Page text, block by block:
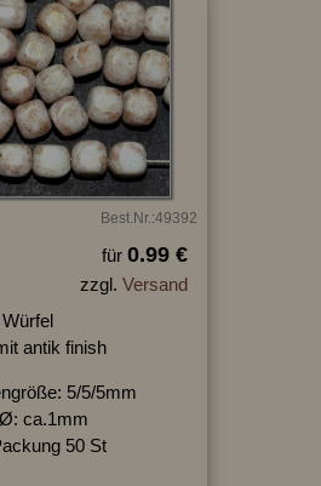
Best.Nr.:49392
für 0.99 €
zzgl. Versand
antik finish
5/5/5mm
ca.1mm
50 St